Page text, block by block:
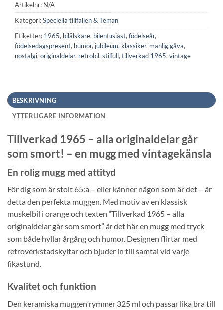
Artikelnr: N/A
Kategori:Speciella tillfällen & Teman
Etiketter: 1965, bilälskare, bilentusiast, födelseår,
födelsedagspresent, humor, jubileum, klassiker, manlig gåva,
nostalgi, originaldelar, retrobil, stilfull, tillverkad 1965, vintage
BESKRIVNING
YTTERLIGARE INFORMATION
Tillverkad 1965 – alla originaldelar går
som smort! – en mugg med vintagekänsla
En rolig mugg med attityd
För dig som är stolt 65:a – eller känner någon som är det – är
detta den perfekta muggen. Med motiv av en klassisk
muskelbil i orange och texten “Tillverkad 1965 – alla
originaldelar går som smort” är det här en mugg med tryck
som både hyllar årgång och humor. Designen flirtar med
retroverkstadskyltar och bjuder in till samtal vid varje
fikastund.
Kvalitet och funktion
Den keramiska muggen rymmer 325 ml och passar lika bra till